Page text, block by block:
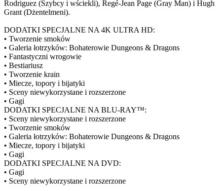
Rodriguez (Szybcy i wściekli), Regé-Jean Page (Gray Man) i Hugh
Grant (Dżentelmeni).
DODATKI SPECJALNE NA 4K ULTRA HD:
• Tworzenie smoków
• Galeria łotrzyków: Bohaterowie Dungeons & Dragons
• Fantastyczni wrogowie
• Bestiariusz
• Tworzenie krain
• Miecze, topory i bijatyki
• Sceny niewykorzystane i rozszerzone
• Gagi
DODATKI SPECJALNE NA BLU-RAY™:
• Sceny niewykorzystane i rozszerzone
• Tworzenie smoków
• Galeria łotrzyków: Bohaterowie Dungeons & Dragons
• Miecze, topory i bijatyki
• Gagi
DODATKI SPECJALNE NA DVD:
• Gagi
• Sceny niewykorzystane i rozszerzone